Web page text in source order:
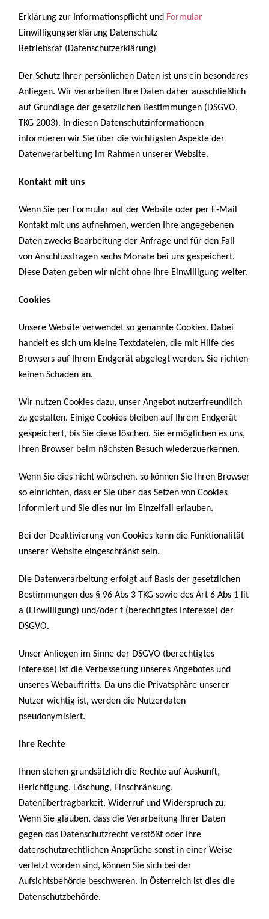
Erklärung zur Informationspflicht und Formular
Einwilligungserklärung Datenschutz
Betriebsrat (Datenschutzerklärung)
Der Schutz Ihrer persönlichen Daten ist uns ein besonderes
Anliegen. Wir verarbeiten Ihre Daten daher ausschließlich
auf Grundlage der gesetzlichen Bestimmungen (DSGVO,
TKG 2003). In diesen Datenschutzinformationen
informieren wir Sie über die wichtigsten Aspekte der
Datenverarbeitung im Rahmen unserer Website.
Kontakt mit uns
Wenn Sie per Formular auf der Website oder per E-Mail
Kontakt mit uns aufnehmen, werden Ihre angegebenen
Daten zwecks Bearbeitung der Anfrage und für den Fall
von Anschlussfragen sechs Monate bei uns gespeichert.
Diese Daten geben wir nicht ohne Ihre Einwilligung weiter.
Cookies
Unsere Website verwendet so genannte Cookies. Dabei
handelt es sich um kleine Textdateien, die mit Hilfe des
Browsers auf Ihrem Endgerät abgelegt werden. Sie richten
keinen Schaden an.
Wir nutzen Cookies dazu, unser Angebot nutzerfreundlich
zu gestalten. Einige Cookies bleiben auf Ihrem Endgerät
gespeichert, bis Sie diese löschen. Sie ermöglichen es uns,
Ihren Browser beim nächsten Besuch wiederzuerkennen.
Wenn Sie dies nicht wünschen, so können Sie Ihren Browser
so einrichten, dass er Sie über das Setzen von Cookies
informiert und Sie dies nur im Einzelfall erlauben.
Bei der Deaktivierung von Cookies kann die Funktionalität
unserer Website eingeschränkt sein.
Die Datenverarbeitung erfolgt auf Basis der gesetzlichen
Bestimmungen des § 96 Abs 3 TKG sowie des Art 6 Abs 1 lit
a (Einwilligung) und/oder f (berechtigtes Interesse) der
DSGVO.
Unser Anliegen im Sinne der DSGVO (berechtigtes
Interesse) ist die Verbesserung unseres Angebotes und
unseres Webauftritts. Da uns die Privatsphäre unserer
Nutzer wichtig ist, werden die Nutzerdaten
pseudonymisiert.
Ihre Rechte
Ihnen stehen grundsätzlich die Rechte auf Auskunft,
Berichtigung, Löschung, Einschränkung,
Datenübertragbarkeit, Widerruf und Widerspruch zu.
Wenn Sie glauben, dass die Verarbeitung Ihrer Daten
gegen das Datenschutzrecht verstößt oder Ihre
datenschutzrechtlichen Ansprüche sonst in einer Weise
verletzt worden sind, können Sie sich bei der
Aufsichtsbehörde beschweren. In Österreich ist dies die
Datenschutzbehörde.